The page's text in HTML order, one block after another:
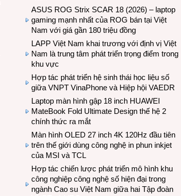
ASUS ROG Strix SCAR 18 (2026) – laptop
gaming mạnh nhất của ROG bán tại Việt
Nam với giá gần 180 triệu đồng
LAPP Việt Nam khai trương với định vị Việt
Nam là trung tâm phát triển trọng điểm trong
khu vực
Hợp tác phát triển hệ sinh thái học liệu số
giữa VNPT VinaPhone và Hiệp hội VAEDR
Laptop màn hình gập 18 inch HUAWEI
MateBook Fold Ultimate Design thế hệ 2
chính thức ra mắt
Màn hình OLED 27 inch 4K 120Hz đầu tiên
trên thế giới dùng công nghệ in phun inkjet
của MSI và TCL
Hợp tác chiến lược phát triển mô hình khu
công nghiệp công nghệ số hiện đại trong
ngành Cao su Việt Nam giữa hai Tập đoàn